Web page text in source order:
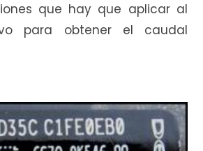
que hay que aplicar al
para obtener el caudal